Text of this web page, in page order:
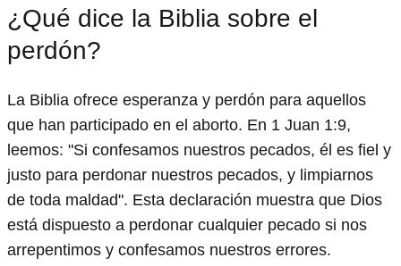
¿Qué dice la Biblia sobre el
perdón?
La Biblia ofrece esperanza y perdón para aquellos
que han participado en el aborto. En 1 Juan 1:9,
leemos: "Si confesamos nuestros pecados, él es fiel y
justo para perdonar nuestros pecados, y limpiarnos
de toda maldad". Esta declaración muestra que Dios
está dispuesto a perdonar cualquier pecado si nos
arrepentimos y confesamos nuestros errores.